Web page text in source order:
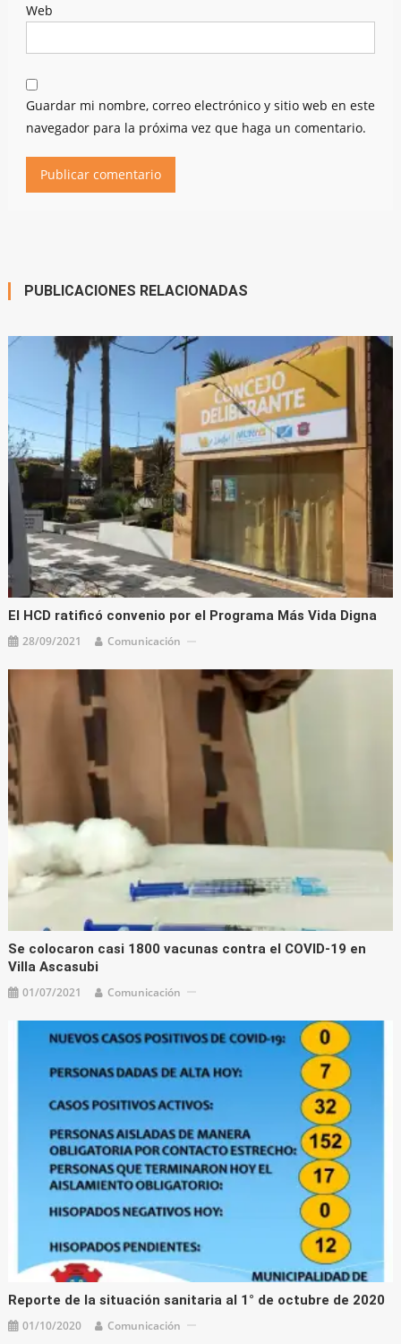
Web
Guardar mi nombre, correo electrónico y sitio web en este
navegador para la próxima vez que haga un comentario.
PUBLICACIONES RELACIONADAS
El HCD ratificó convenio por el Programa Más Vida Digna
28/09/2021 Comunicación
Se colocaron casi 1800 vacunas contra el COVID-19 en
Villa Ascasubi
01/07/2021 Comunicación
Reporte de la situación sanitaria al 1° de octubre de 2020
01/10/2020 Comunicación